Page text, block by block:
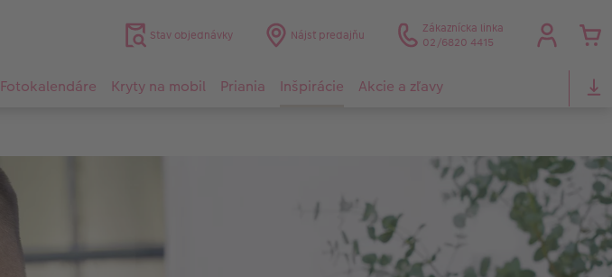
Stav objednávky Nájsť predajňu
Zákaznícka linka
02/6820 4415
Fotokalendáre Kryty na mobil Priania Inšpirácie Akcie a zľavy